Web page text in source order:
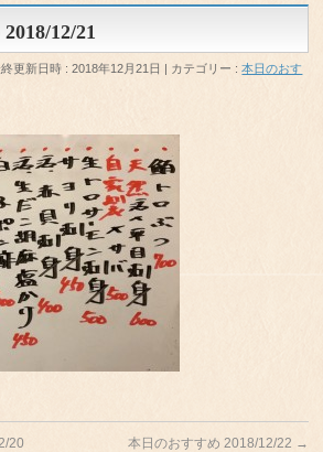
12/21
更新日時 : 2018年12月21日 カテゴリー :本日のおす
20 本日のおすすめ 2018/12/22 →